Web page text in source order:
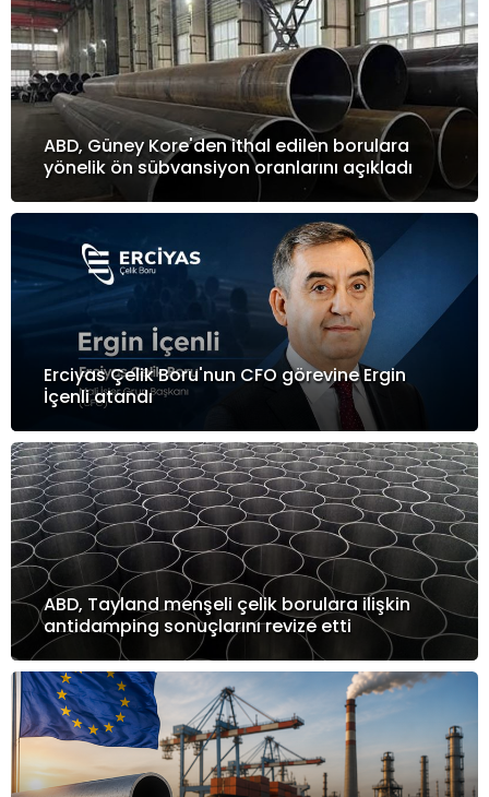
ABD, Güney Kore'den ithal edilen borulara
yönelik ön sübvansiyon oranlarını açıkladı
Erciyas Çelik Boru'nun CFO görevine Ergin
İçenli atandı
ABD, Tayland menşeli çelik borulara ilişkin
antidamping sonuçlarını revize etti